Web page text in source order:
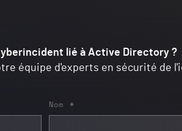
lié à Active Directory ?
équipe d'experts en sécurité de
*
Nom